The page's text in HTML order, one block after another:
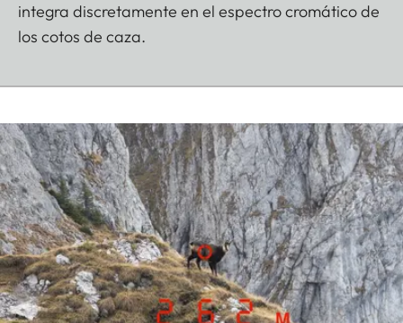
integra discretamente en el espectro cromático de
los cotos de caza.